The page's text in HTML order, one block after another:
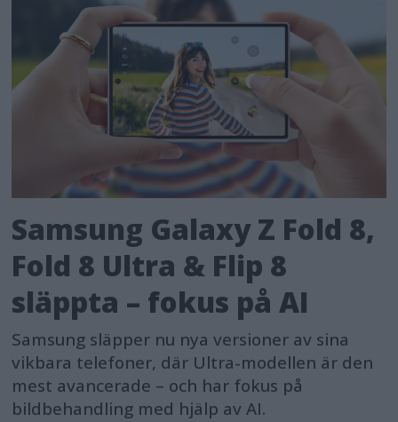
Samsung Galaxy Z Fold 8,
Fold 8 Ultra & Flip 8
släppta – fokus på AI
Samsung släpper nu nya versioner av sina
vikbara telefoner, där Ultra-modellen är den
mest avancerade – och har fokus på
bildbehandling med hjälp av AI.